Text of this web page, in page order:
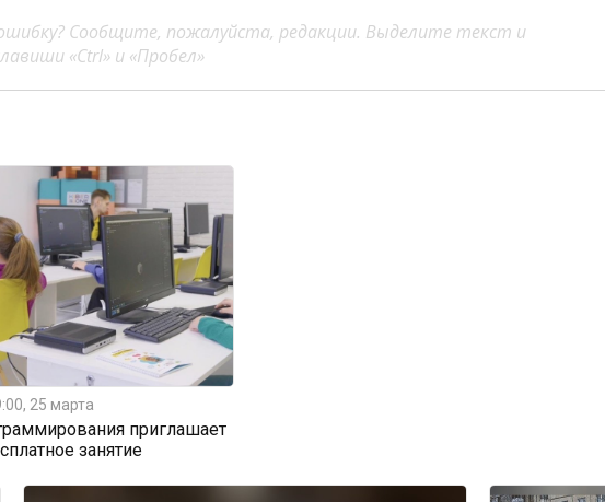
Сообщите, пожалуйста, редакции. Выделите текст и
«Ctrl» и «Пробел»
25 марта
приглашает
занятие